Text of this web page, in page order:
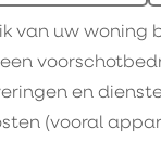
van uw woning
en
(vooral